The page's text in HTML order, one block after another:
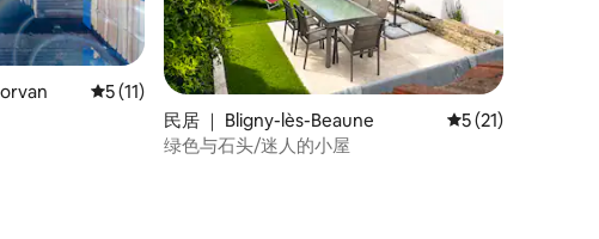
评价
平均评分 5 分（满分 5 分），共 11 条评价
5 (11)
民居 ｜ Bligny-lès-Beaune 平均评分 5 分（满
5 (21)
绿色与石头/迷人的小屋